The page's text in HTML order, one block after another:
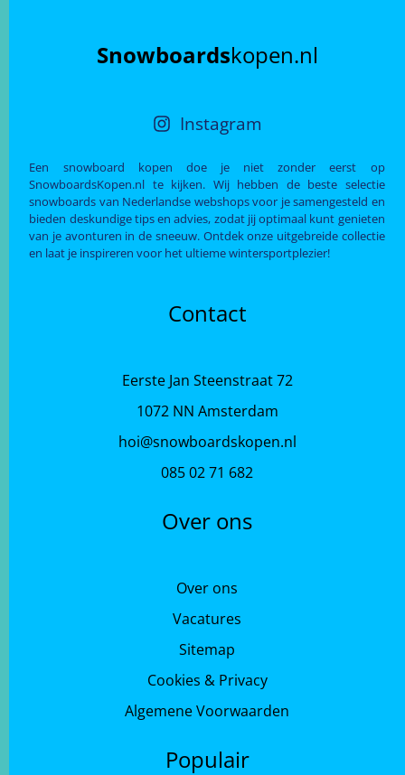
Snowboardskopen.nl
Instagram
Een snowboard kopen doe je niet zonder eerst op
SnowboardsKopen.nl te kijken. Wij hebben de beste selectie
snowboards van Nederlandse webshops voor je samengesteld en
bieden deskundige tips en advies, zodat jij optimaal kunt genieten
van je avonturen in de sneeuw. Ontdek onze uitgebreide collectie
en laat je inspireren voor het ultieme wintersportplezier!
Contact
Eerste Jan Steenstraat 72
1072 NN Amsterdam
hoi@snowboardskopen.nl
085 02 71 682
Over ons
Over ons
Vacatures
Sitemap
Cookies & Privacy
Algemene Voorwaarden
Populair